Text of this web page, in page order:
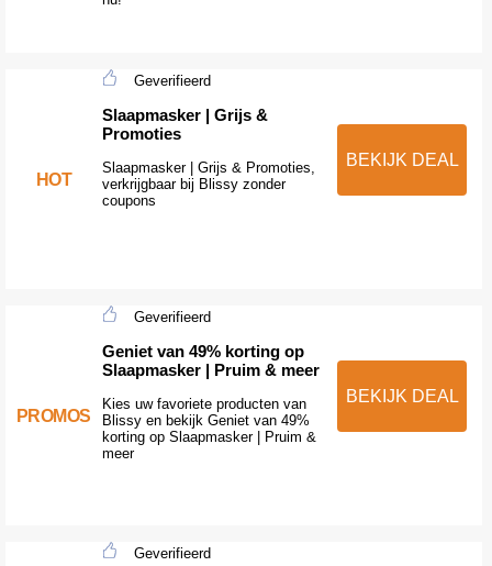
HOT
Geverifieerd
Slaapmasker | Grijs &
Promoties
Slaapmasker | Grijs & Promoties,
verkrijgbaar bij Blissy zonder
coupons
BEKIJK DEAL
PROMOS
Geverifieerd
Geniet van 49% korting op
Slaapmasker | Pruim & meer
Kies uw favoriete producten van
Blissy en bekijk Geniet van 49%
korting op Slaapmasker | Pruim &
meer
BEKIJK DEAL
Geverifieerd